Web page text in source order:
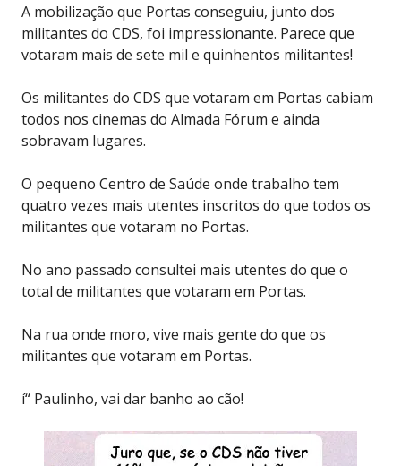
A mobilização que Portas conseguiu, junto dos
militantes do CDS, foi impressionante. Parece que
votaram mais de sete mil e quinhentos militantes!
Os militantes do CDS que votaram em Portas cabiam
todos nos cinemas do Almada Fórum e ainda
sobravam lugares.
O pequeno Centro de Saúde onde trabalho tem
quatro vezes mais utentes inscritos do que todos os
militantes que votaram no Portas.
No ano passado consultei mais utentes do que o
total de militantes que votaram em Portas.
Na rua onde moro, vive mais gente do que os
militantes que votaram em Portas.
í“ Paulinho, vai dar banho ao cão!